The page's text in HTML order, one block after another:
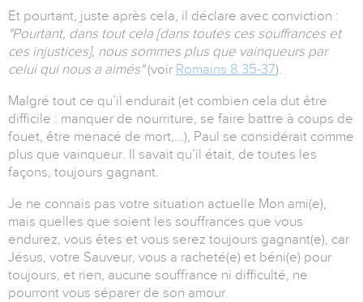
Et pourtant, juste après cela, il déclare avec conviction :
"Pourtant, dans tout cela [dans toutes ces souffrances et
ces injustices], nous sommes plus que vainqueurs par
celui qui nous a aimés"(voir Romains 8.35-37).
Malgré tout ce qu’il endurait (et combien cela dut être
difficile : manquer de nourriture, se faire battre à coups de
fouet, être menacé de mort,...), Paul se considérait comme
plus que vainqueur. Il savait qu’il était, de toutes les
façons, toujours gagnant.
Je ne connais pas votre situation actuelle Mon ami(e),
mais quelles que soient les souffrances que vous
endurez, vous êtes et vous serez toujours gagnant(e), car
Jésus, votre Sauveur, vous a racheté(e) et béni(e) pour
toujours, et rien, aucune souffrance ni difficulté, ne
pourront vous séparer de son amour.